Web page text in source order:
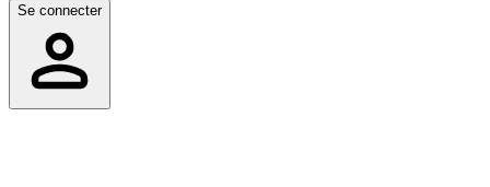
Se connecter